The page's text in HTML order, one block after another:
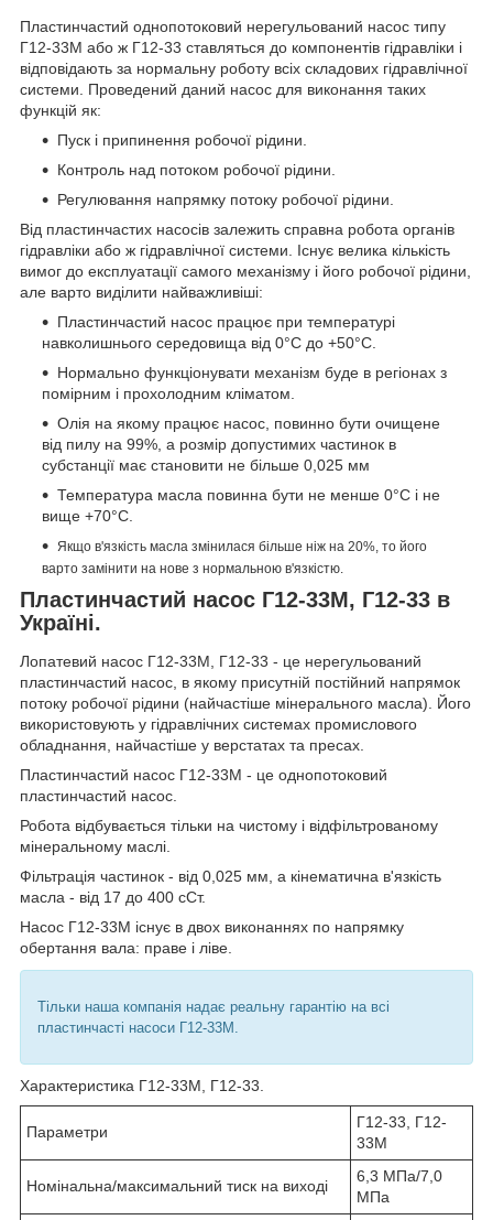
Пластинчастий однопотоковий нерегульований насос типу
Г12-33М або ж Г12-33 ставляться до компонентів гідравліки і
відповідають за нормальну роботу всіх складових гідравлічної
системи. Проведений даний насос для виконання таких
функцій як:
Пуск і припинення робочої рідини.
Контроль над потоком робочої рідини.
Регулювання напрямку потоку робочої рідини.
Від пластинчастих насосів залежить справна робота органів
гідравліки або ж гідравлічної системи. Існує велика кількість
вимог до експлуатації самого механізму і його робочої рідини,
але варто виділити найважливіші:
Пластинчастий насос працює при температурі
навколишнього середовища від 0°C до +50°C.
Нормально функціонувати механізм буде в регіонах з
помірним і прохолодним кліматом.
Олія на якому працює насос, повинно бути очищене
від пилу на 99%, а розмір допустимих частинок в
субстанції має становити не більше 0,025 мм
Температура масла повинна бути не менше 0°C і не
вище +70°C.
Якщо в'язкість масла змінилася більше ніж на 20%, то його
варто замінити на нове з нормальною в'язкістю.
Пластинчастий насос Г12-33М, Г12-33 в
Україні.
Лопатевий насос Г12-33М, Г12-33 - це нерегульований
пластинчастий насос, в якому присутній постійний напрямок
потоку робочої рідини (найчастіше мінерального масла). Його
використовують у гідравлічних системах промислового
обладнання, найчастіше у верстатах та пресах.
Пластинчастий насос Г12-33М - це однопотоковий
пластинчастий насос.
Робота відбувається тільки на чистому і відфільтрованому
мінеральному маслі.
Фільтрація частинок - від 0,025 мм, а кінематична в'язкість
масла - від 17 до 400 сСт.
Насос Г12-33М існує в двох виконаннях по напрямку
обертання вала: праве і ліве.
Тільки наша компанія надає реальну гарантію на всі
пластинчасті насоси Г12-33М.
Характеристика Г12-33М, Г12-33.
Параметри
Г12-33, Г12-
33М
Номінальна/максимальний тиск на виході
6,3 МПа/7,0
МПа